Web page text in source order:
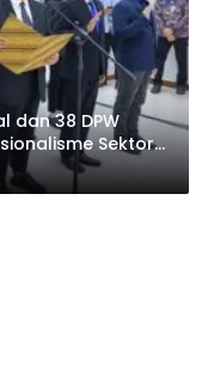
dan 38 DPW
Sektor